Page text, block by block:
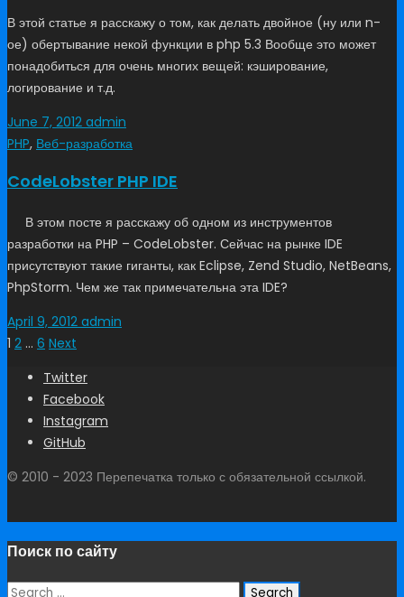
В этой статье я расскажу о том, как делать двойное (ну или n-
ое) обертывание некой функции в php 5.3 Вообще это может
понадобиться для очень многих вещей: кэширование,
логирование и т.д.
June 7, 2012 admin
PHP, Веб-разработка
CodeLobster PHP IDE
В этом посте я расскажу об одном из инструментов
разработки на PHP – CodeLobster. Сейчас на рынке IDE
присутствуют такие гиганты, как Eclipse, Zend Studio, NetBeans,
PhpStorm. Чем же так примечательна эта IDE?
April 9, 2012 admin
1 2 … 6 Next
Twitter
Facebook
Instagram
GitHub
© 2010 - 2023 Перепечатка только с обязательной ссылкой.
Поиск по сайту
Search